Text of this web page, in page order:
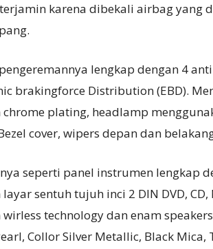
karena dibekali airbag yang
lengkap dengan 4
brakingforce Distribution (EBD).
chrome plating, headlamp
cover, wipers depan dan
seperti panel instrumen lengkap
sentuh tujuh inci 2 DIN DVD,
wirless technology dan enam
Collor Silver Metallic, Black